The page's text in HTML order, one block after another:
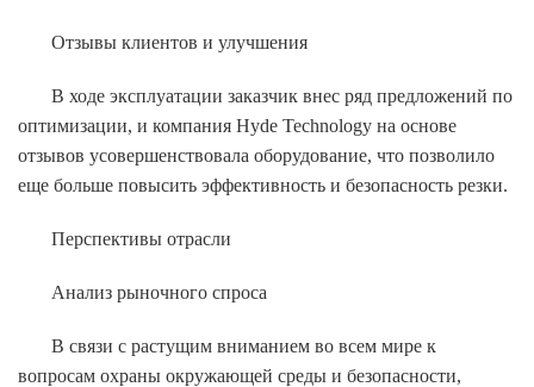
Отзывы клиентов и улучшения
В ходе эксплуатации заказчик внес ряд предложений по
оптимизации, и компания Hyde Technology на основе
отзывов усовершенствовала оборудование, что позволило
еще больше повысить эффективность и безопасность резки.
Перспективы отрасли
Анализ рыночного спроса
В связи с растущим вниманием во всем мире к
вопросам охраны окружающей среды и безопасности,